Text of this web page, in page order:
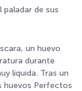
de sus
un huevo
durante
líquida. Tras un
huevos Perfectos